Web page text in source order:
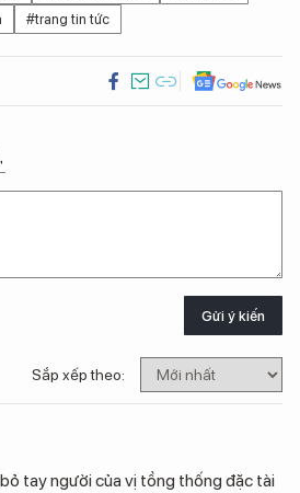
#trang tin tức
Gửi ý kiến
Sắp xếp theo:
tay người của vị tồng thống đặc tài